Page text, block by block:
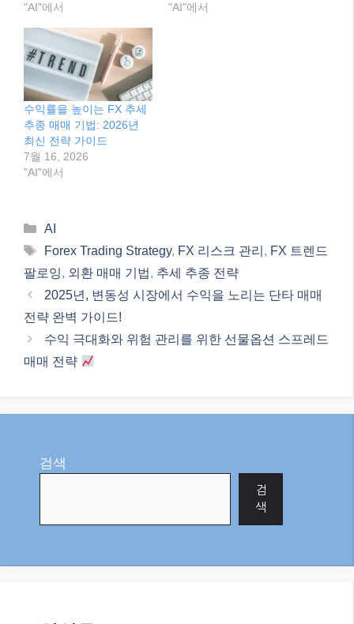
"AI"에서
"AI"에서
수익률을 높이는 FX 추세
추종 매매 기법: 2026년
최신 전략 가이드
7월 16, 2026
"AI"에서
Categories
AI
Tags
Forex Trading Strategy, FX 리스크 관리 , FX 트렌드
팔로잉, 외환 매매 기법, 추세 추종 전략
2025년, 변동성 시장에서 수익을 노리는 단타 매매
전략 완벽 가이드!
수익 극대화와 위험 관리를 위한 선물옵션 스프레드
매매 전략
검색
검
색